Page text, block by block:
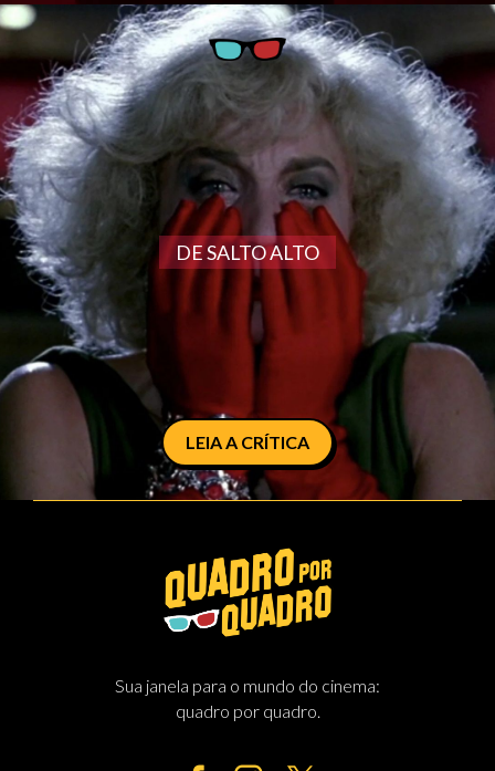
DE SALTO ALTO
LEIA A CRÍTICA
Sua janela para o mundo do cinema:
quadro por quadro.